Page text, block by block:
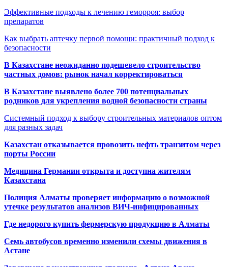
Эффективные подходы к лечению геморроя: выбор
препаратов
Как выбрать аптечку первой помощи: практичный подход к
безопасности
В Казахстане неожиданно подешевело строительство
частных домов: рынок начал корректироваться
В Казахстане выявлено более 700 потенциальных
родников для укрепления водной безопасности страны
Системный подход к выбору строительных материалов оптом
для разных задач
Казахстан отказывается провозить нефть транзитом через
порты России
Медицина Германии открыта и доступна жителям
Казахстана
Полиция Алматы проверяет информацию о возможной
утечке результатов анализов ВИЧ-инфицированных
Где недорого купить фермерскую продукцию в Алматы
Семь автобусов временно изменили схемы движения в
Астане